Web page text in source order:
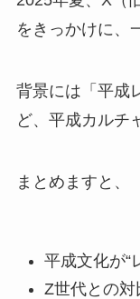
をきっかけに、
背景には「平成
ど、平成カルチ
まとめますと、
平成文化が“
Z世代との